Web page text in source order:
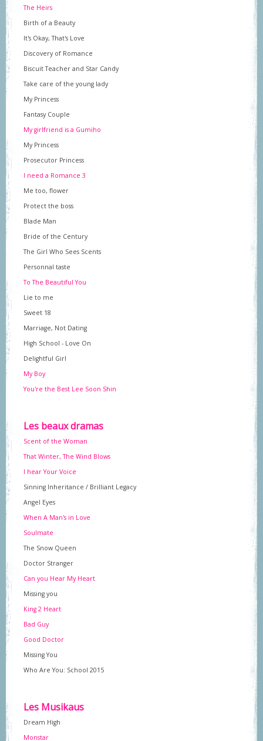
The Heirs
Birth of a Beauty
It's Okay, That's Love
Discovery of Romance
Biscuit Teacher and Star Candy
Take care of the young lady
My Princess
Fantasy Couple
My girlfriend is a Gumiho
My Princess
Prosecutor Princess
I need a Romance 3
Me too, flower
Protect the boss
Blade Man
Bride of the Century
The Girl Who Sees Scents
Personnal taste
To The Beautiful You
Lie to me
Sweet 18
Marriage, Not Dating
High School - Love On
Delightful Girl
My Boy
You're the Best Lee Soon Shin
Les beaux dramas
Scent of the Woman
That Winter, The Wind Blows
I hear Your Voice
Sinning Inheritance / Brilliant Legacy
Angel Eyes
When A Man's in Love
Soulmate
The Snow Queen
Doctor Stranger
Can you Hear My Heart
Missing you
King 2 Heart
Bad Guy
Good Doctor
Missing You
Who Are You: School 2015
Les Musikaus
Dream High
Monstar